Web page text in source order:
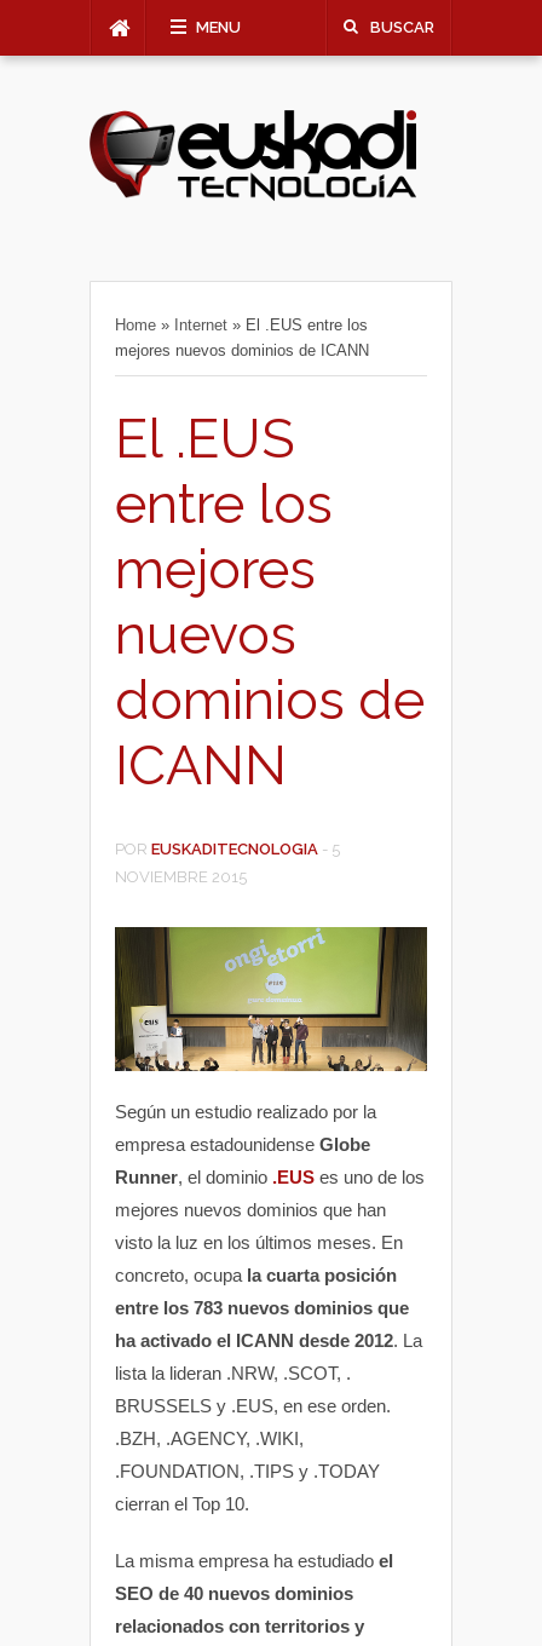
MENU BUSCAR
Home » Internet » El .EUS entre los
mejores nuevos dominios de ICANN
El .EUS
entre los
mejores
nuevos
dominios de
ICANN
POR EUSKADITECNOLOGIA - 5
NOVIEMBRE 2015
Según un estudio realizado por la
empresa estadounidense Globe
Runner, el dominio .EUS es uno de los
mejores nuevos dominios que han
visto la luz en los últimos meses. En
concreto, ocupa la cuarta posición
entre los 783 nuevos dominios que
ha activado el ICANN desde 2012. La
lista la lideran .NRW, .SCOT, .
BRUSSELS y .EUS, en ese orden.
.BZH, .AGENCY, .WIKI,
.FOUNDATION, .TIPS y .TODAY
cierran el Top 10.
La misma empresa ha estudiado el
SEO de 40 nuevos dominios
relacionados con territorios y